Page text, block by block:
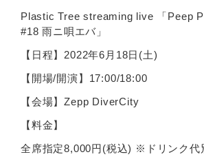
Plastic Tree streaming live 「Peep
#18 雨ニ唄エバ」
【日程】2022年6月18日(土)
【開場/開演】17:00/18:00
【会場】Zepp DiverCity
【料金】
全席指定8,000円(税込) ※ドリンク代